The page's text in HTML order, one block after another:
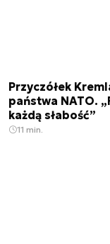
Przyczółek
państwa NATO.
każdą słabość”
11 min.